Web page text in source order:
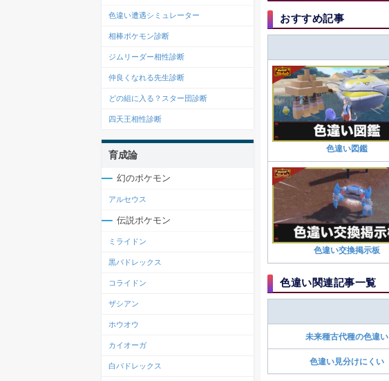
おすすめ記事
色違い図鑑
色違い交換掲示板
色違い関連記事一覧
未来種古代種の色違い
色違い見分けにくい
色違い遭遇シミュレーター
相棒ポケモン診断
ジムリーダー相性診断
仲良くなれる先生診断
どの組に入る？スター団診断
四天王相性診断
育成論
幻のポケモン
アルセウス
伝説ポケモン
ミライドン
黒バドレックス
コライドン
ザシアン
ホウオウ
カイオーガ
白バドレックス